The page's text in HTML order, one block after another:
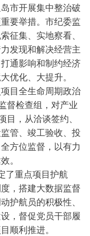
市开展集中整治破
要举措。市纪委监
征集、实地察看、
发现和解决经营主
通影响和制约经济
优化、大提升。
目全生命周期政治
督检查组，对产业
，从洽谈签约、
管、竣工验收、投
方位监督，以有力
。
重点项目护航
，搭建大数据监督
护航员的积极性、
，督促党员干部履
顺利推进。